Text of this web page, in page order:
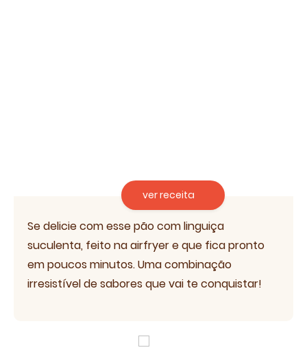
ver receita
Se delicie com esse pão com linguiça
suculenta, feito na airfryer e que fica pronto
em poucos minutos. Uma combinação
irresistível de sabores que vai te conquistar!